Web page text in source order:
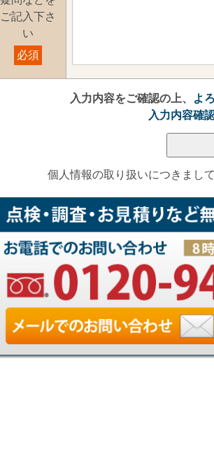
ご記入下さ
い
必須
入力内容をご確認の上、 よ
入力内容確
個人情報の取り扱いにつきまして